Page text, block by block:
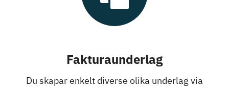
Fakturaunderlag
Du skapar enkelt diverse olika underlag via